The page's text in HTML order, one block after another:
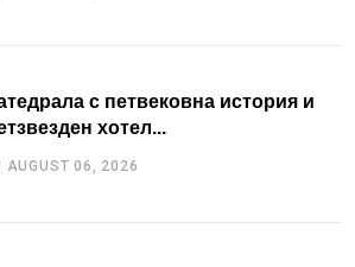
с петвековна история и
хотел...
AUGUST 06, 2026